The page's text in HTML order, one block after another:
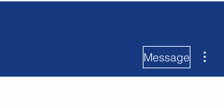
Message